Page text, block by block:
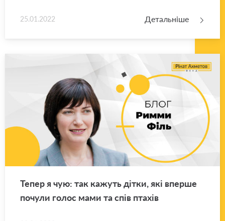
25.01.2022 Детальніше
Тепер я чую: так ка­жуть дітки, які впер­ше
по­чу­ли голос мами та спів пта­хів